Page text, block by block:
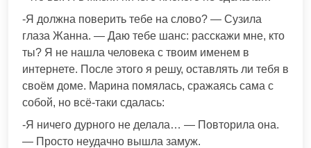
-Я должна поверить тебе на слово? — Сузила
глаза Жанна. — Даю тебе шанс: расскажи мне, кто
ты? Я не нашла человека с твоим именем в
интернете. После этого я решу, оставлять ли тебя в
своём доме. Марина помялась, сражаясь сама с
собой, но всё-таки сдалась:
-Я ничего дурного не делала… — Повторила она.
— Просто неудачно вышла замуж.